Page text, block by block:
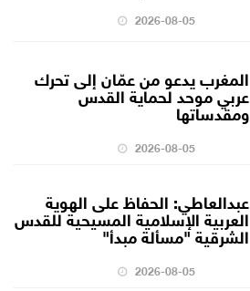
2026-08-05
المغرب يدعو من عمّان إلى تحرك
عربي موحد لحماية القدس
ومقدساتها
2026-08-05
عبدالعاطي: الحفاظ على الهوية
العربية الإسلامية المسيحية للقدس
الشرقية "مسألة مبدأ"
2026-08-05